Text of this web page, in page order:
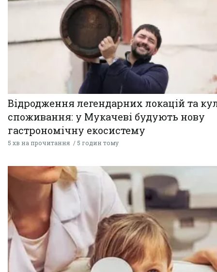
Відродження легендарних локацій та
споживання: у Мукачеві будують нову
гастрономічну екосистему
5 хв на прочитання 5 годин тому